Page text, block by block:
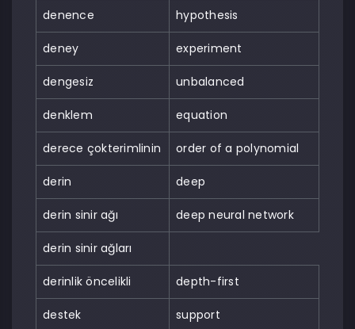
denence hypothesis
deney experiment
dengesiz unbalanced
denklem equation
derece çokterimlinin order of a polynomial
derin deep
derin sinir ağı deep neural network
derin sinir ağları
derinlik öncelikli depth-first
destek support